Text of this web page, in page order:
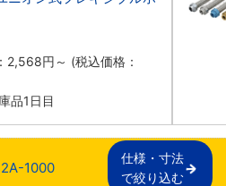
2,568円 ～ (税込価格：
品1日目
1000
仕様・寸法
で絞り込む